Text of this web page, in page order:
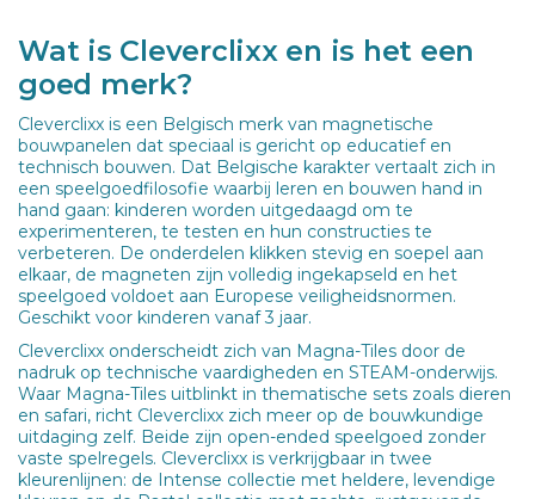
Wat is Cleverclixx en is het een
goed merk?
Cleverclixx is een Belgisch merk van magnetische
bouwpanelen dat speciaal is gericht op educatief en
technisch bouwen. Dat Belgische karakter vertaalt zich in
een speelgoedfilosofie waarbij leren en bouwen hand in
hand gaan: kinderen worden uitgedaagd om te
experimenteren, te testen en hun constructies te
verbeteren. De onderdelen klikken stevig en soepel aan
elkaar, de magneten zijn volledig ingekapseld en het
speelgoed voldoet aan Europese veiligheidsnormen.
Geschikt voor kinderen vanaf 3 jaar.
Cleverclixx onderscheidt zich van Magna-Tiles door de
nadruk op technische vaardigheden en STEAM-onderwijs.
Waar Magna-Tiles uitblinkt in thematische sets zoals dieren
en safari, richt Cleverclixx zich meer op de bouwkundige
uitdaging zelf. Beide zijn open-ended speelgoed zonder
vaste spelregels. Cleverclixx is verkrijgbaar in twee
kleurenlijnen: de Intense collectie met heldere, levendige